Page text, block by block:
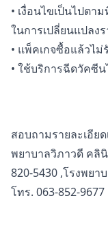
• เงื่อนไขเป็นไปต
ในการเปลี่ยนแปลง
• แพ็คเกจซื้อแล้วไ
• ใช้บริการฉีดวัคซี
สอบถามรายละเอีย
พยาบาลวิภาวดี คลิ
820-5430 ,โรงพยา
โทร. 063-852-9677